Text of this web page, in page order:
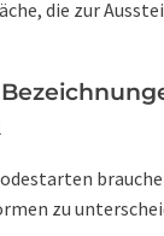
die zur
zu